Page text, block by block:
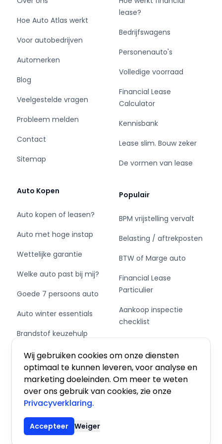
Wij gebruiken cookies om onze diensten
optimaal te kunnen leveren, voor analyse en
marketing doeleinden. Om meer te weten
over ons gebruik van cookies, zie onze
Privacyverklaring.
Accepteer Weiger
.
= Bedrijfsinformatie =
Voor meer foto’s van deze wagen en ons
complete assortiment kijkt u op www.vdhurk.nl.
LET OP: Alle prijzen zijn exclusief BTW, tenzij
anders vermeld.
kunnen geen rechten worden ontleend.
Al 60 jaar dé bedrijfswagenspecialist.
wij u aan uw volgende bedrijfswagen.
App, mail, bel of kom langs voor een
kennismaking.
Hoe Auto Atlas werkt
Voor autobedrijven
Automerken
Blog
Veelgestelde vragen
Probleem melden
Contact
Sitemap
Auto Kopen
Auto kopen of leasen?
Auto met hoge instap
Wettelijke garantie
Welke auto past bij mij?
Goede 7 persoons auto
Auto winter essentials
Brandstof keuzehulp
Schakel of automaat?
lease?
Bedrijfswagens
Personenauto's
Volledige voorraad
Financial Lease
Calculator
Kennisbank
Lease slim. Bouw zeker
De vormen van lease
Populair
BPM vrijstelling vervalt
Belasting / aftrekposten
BTW of Marge auto
Financial Lease
Particulier
Aankoop inspectie
checklist
Private Leasen,
Financieren of Kopen?
© 2026 De Auto Atlas, Inc. Alle rechten voorbehouden.